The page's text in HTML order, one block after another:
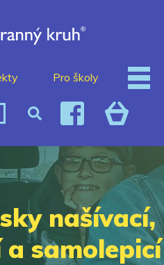
Pro školy
našívací,
samolepicí